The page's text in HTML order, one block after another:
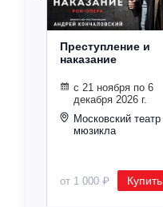
Преступление и
наказание
с 21 ноября по 6
декабря 2026 г.
Московский театр
мюзикла
от 1 000 ₽ Купить